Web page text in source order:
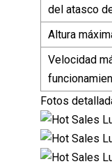
del atasco
Altura
Velocidad
Fotos